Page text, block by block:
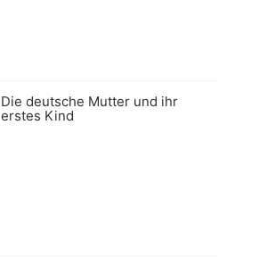
Die deutsche Mutter und ihr
erstes Kind